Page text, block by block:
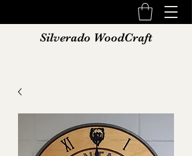
Silverado WoodCraft